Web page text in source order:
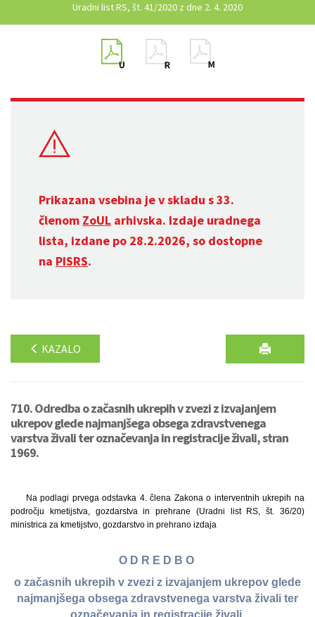
Uradni list RS, št. 41/2020 z dne 2. 4. 2020
Prikazana vsebina je v skladu s 33.
členom ZoUL arhivska. Izdaje uradnega
lista, izdane po 28.2.2026, so dostopne
na PISRS.
KAZALO
710. Odredba o začasnih ukrepih v zvezi z izvajanjem
ukrepov glede najmanjšega obsega zdravstvenega
varstva živali ter označevanja in registracije živali, stran
1969.
Na podlagi prvega odstavka 4. člena Zakona o interventnih ukrepih na
področju kmetijstva, gozdarstva in prehrane (Uradni list RS, št. 36/20)
ministrica za kmetijstvo, gozdarstvo in prehrano izdaja
O D R E D B O
o začasnih ukrepih v zvezi z izvajanjem ukrepov glede
najmanjšega obsega zdravstvenega varstva živali ter